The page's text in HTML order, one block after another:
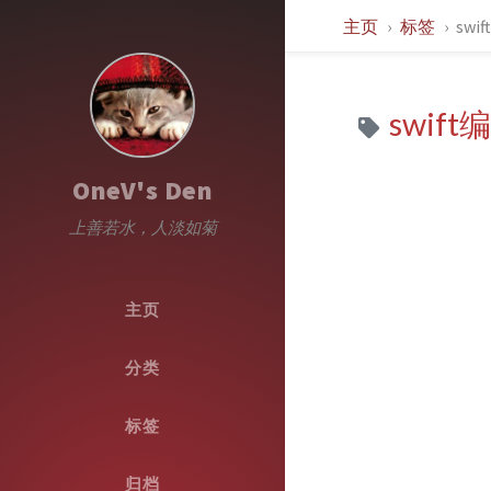
OneV's Den
上善若水，人淡如菊
主页
分类
标签
归档
主页 标签
swift